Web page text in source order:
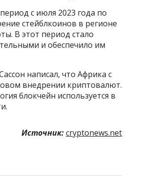
с июля 2023 года по
стейблкоинов в регионе
В этот период стало
и обеспечило им
написал, что Африка с
внедрении криптовалют.
блокчейн используется в
Источник:cryptonews.net